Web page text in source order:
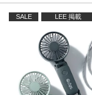
SALE LEE 掲載